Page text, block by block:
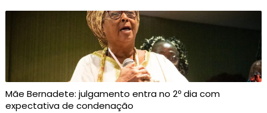
Mãe Bernadete: julgamento entra no 2º dia com
expectativa de condenação